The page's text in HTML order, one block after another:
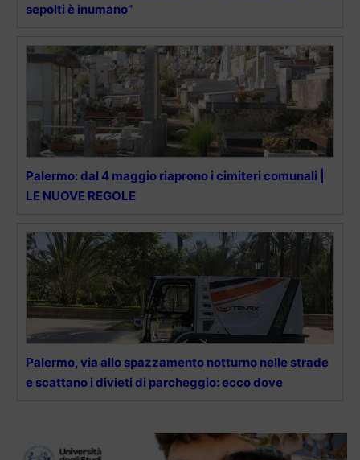
sepolti è inumano”
Palermo: dal 4 maggio riaprono i cimiteri comunali |
LE NUOVE REGOLE
Palermo, via allo spazzamento notturno nelle strade
e scattano i divieti di parcheggio: ecco dove